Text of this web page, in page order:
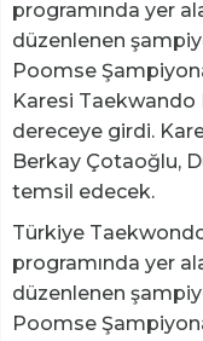
programında yer
düzenlenen
Poomse
Karesi Taekwando
dereceye girdi.
Berkay Çotaoğlu,
temsil edecek.
Türkiye
programında yer
düzenlenen
Poomse